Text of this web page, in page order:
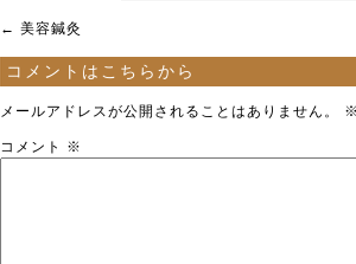
← 美容鍼灸
コメントはこちらから
メールアドレスが公開されることはありません。 ※
コメント ※